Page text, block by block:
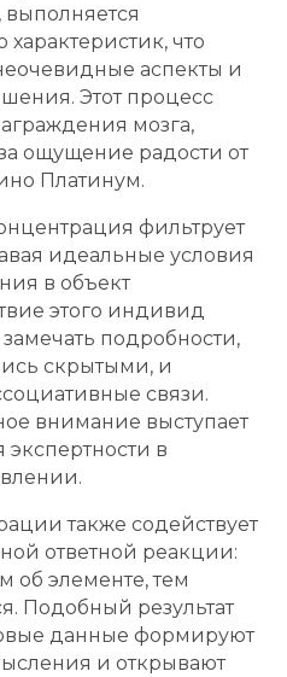
характеристик, что
аспекты и
Этот процесс
мозга,
ощущение радости от
Платинум.
фильтрует
идеальные условия
в объект
этого индивид
подробности,
скрытыми, и
связи.
внимание выступает
экспертности в
также содействует
ответной реакции:
об элементе, тем
Подобный результат
данные формируют
и открывают